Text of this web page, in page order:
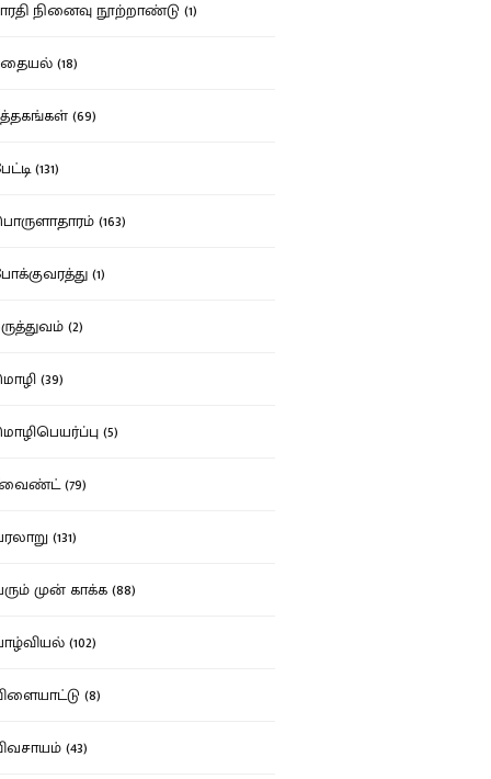
நினைவு நூற்றாண்டு (1)
(18)
(69)
(131)
(163)
(1)
(2)
(39)
(5)
(79)
(131)
முன் காக்க (88)
(102)
(8)
(43)